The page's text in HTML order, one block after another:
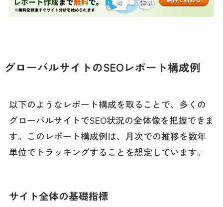
グローバルサイトのSEOレポート構成例
以下のようなレポート構成を取ることで、多くの
グローバルサイトでSEO状況の全体像を把握できま
す。このレポート構成例は、月次での推移を数年
単位でトラッキングすることを想定しています。
サイト全体の基礎指標